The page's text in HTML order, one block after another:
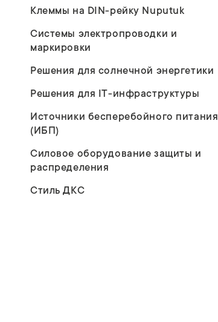
Клеммы на DIN-рейку Nuputuk
Системы электропроводки и
маркировки
Решения для солнечной энергетики
Решения для IT-инфраструктуры
Источники бесперебойного питания
(ИБП)
Силовое оборудование защиты и
распределения
Стиль ДКС